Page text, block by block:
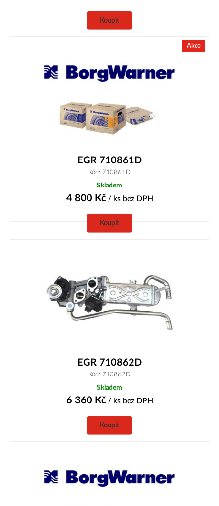
Koupit
Akce
EGR 710861D
Kód: 710861D
Skladem
4 800 Kč/ ks bez DPH
Koupit
EGR 710862D
Kód: 710862D
Skladem
6 360 Kč/ ks bez DPH
Koupit